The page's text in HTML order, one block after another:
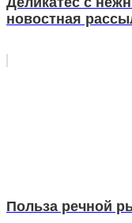
новостная
Польза речной